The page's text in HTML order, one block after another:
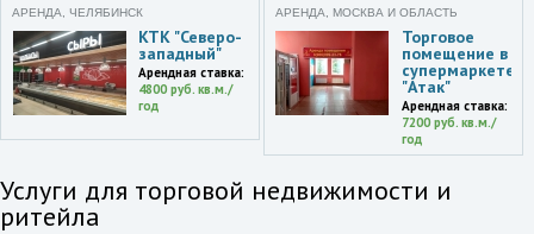
АРЕНДА, ЧЕЛЯБИНСК
КТК "Северо-
западный"
Арендная ставка:
4800 руб. кв.м./
год
АРЕНДА, МОСКВА И ОБЛАСТЬ
Торговое
помещение в
супермаркете
"Атак"
Арендная ставка:
7200 руб. кв.м./
год
Услуги для торговой недвижимости и
ритейла